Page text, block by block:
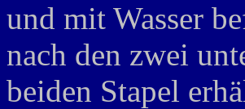
und mit Wasser
nach den zwei
beiden Stapel